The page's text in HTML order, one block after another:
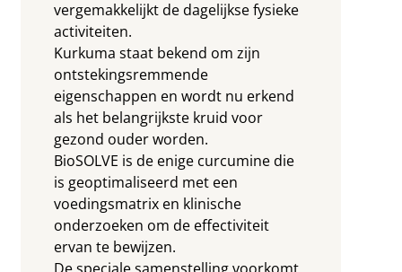
vergemakkelijkt de dagelijkse fysieke
activiteiten.
Kurkuma staat bekend om zijn
ontstekingsremmende
eigenschappen en wordt nu erkend
als het belangrijkste kruid voor
gezond ouder worden.
BioSOLVE is de enige curcumine die
is geoptimaliseerd met een
voedingsmatrix en klinische
onderzoeken om de effectiviteit
ervan te bewijzen.